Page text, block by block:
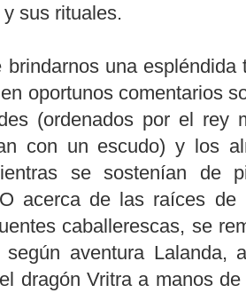
sus rituales.
brindarnos una
oportunos comentarios
(ordenados por el rey
con un escudo) y los
se sostenían de
acerca de las raíces
caballerescas, se
según aventura
dragón Vritra a manos